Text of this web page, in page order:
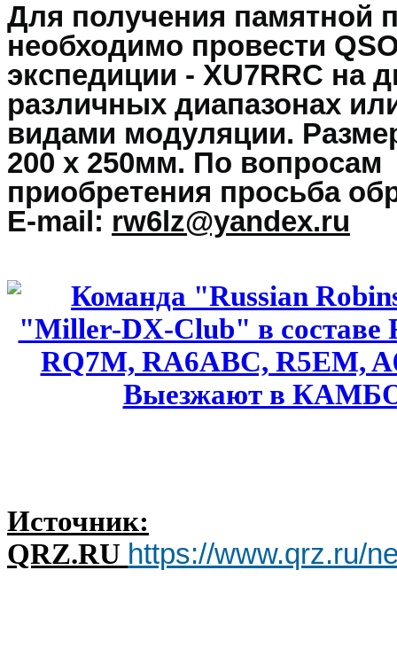
Для получения памятной
необходимо провести
экспедиции - XU7RRC на
различных диапазонах
видами модуляции.
200 х 250мм. По вопросам
приобретения просьба
E-mail: rw6lz@yandex.ru
Источник:
QRZ.RU https://www.qrz.ru/